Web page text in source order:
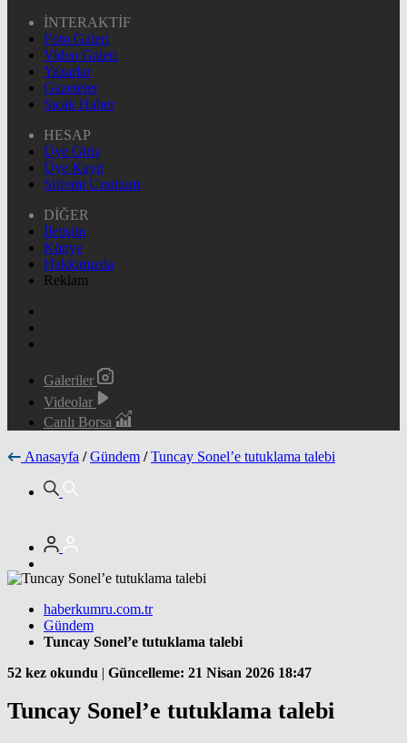
İNTERAKTİF
Foto Galeri
Video Galeri
Yazarlar
Gazeteler
Sıcak Haber
HESAP
Üye Giriş
Üye Kayıt
Şifremi Unuttum
DİĞER
İletişim
Künye
Hakkımızda
Reklam
Galeriler
Videolar
Canlı Borsa
Anasayfa / Gündem / Tuncay Sonel’e tutuklama talebi
haberkumru.com.tr
Gündem
Tuncay Sonel’e tutuklama talebi
52 kez okundu | Güncelleme: 21 Nisan 2026 18:47
Tuncay Sonel’e tutuklama talebi